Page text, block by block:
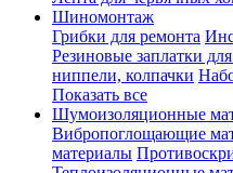
Шиномонтаж
Грибки для ремонта
Резиновые заплатки
ниппели, колпачки
Показать все
Шумоизоляционные
Вибропоглощающие
материалы